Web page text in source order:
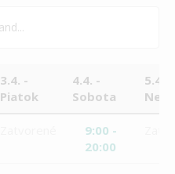
3.4. -
Piatok
4.4. -
Sobota
5.4. -
9:00 -
20:00